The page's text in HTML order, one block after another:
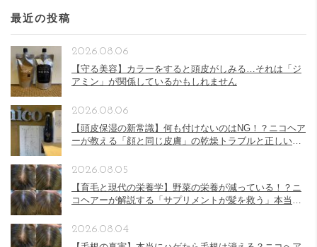
最近の投稿
【守る美容】カラーをすると頭皮がしみる…それは「ジ
アミン」が関係しているかもしれません
2026.08.06
【頭皮保湿の新常識】何も付けないのはNG！？ニコヘア
ーが教える「顔と同じ皮膚」の乾燥トラブルと正しい頭
2026.08.06
【育毛と現代の栄養学】野菜の栄養が減っている！？ニ
コヘアーが解説する「サプリメントが髪を救う」本当の
2026.08.05
2026.08.04